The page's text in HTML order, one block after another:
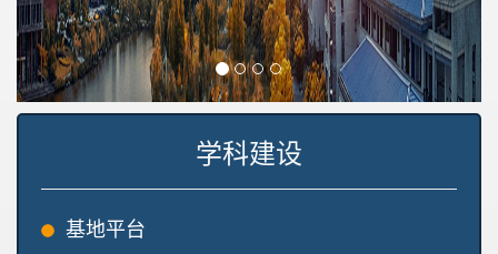
学科建设
基地平台